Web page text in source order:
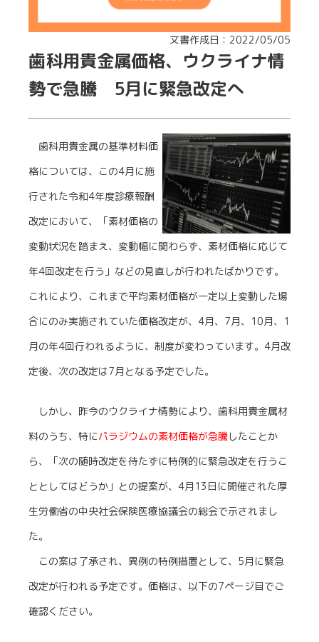
文書作成日：2022/05/05
歯科用貴金属価格、ウクライナ情
勢で急騰 5月に緊急改定へ
歯科用貴金属の基準材料価
格については、この4月に施
行された令和4年度診療報酬
改定において、「素材価格の
変動状況を踏まえ、変動幅に関わらず、素材価格に応じて
年4回改定を行う」などの見直しが行われたばかりです。
これにより、これまで平均素材価格が一定以上変動した場
合にのみ実施されていた価格改定が、4月、7月、10月、1
月の年4回行われるように、制度が変わっています。4月改
定後、次の改定は7月となる予定でした。
しかし、昨今のウクライナ情勢により、歯科用貴金属材
料のうち、特にパラジウムの素材価格が急騰したことか
ら、「次の随時改定を待たずに特例的に緊急改定を行うこ
ととしてはどうか」との提案が、4月13日に開催された厚
生労働省の中央社会保険医療協議会の総会で示されまし
た。
この案は了承され、異例の特例措置として、5月に緊急
改定が行われる予定です。価格は、以下の7ページ目でご
確認ください。